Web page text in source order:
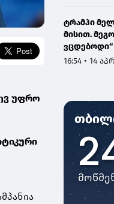
უფრო
ტრამპი
მისით.
ვცდებოდი“
16:54 • 14